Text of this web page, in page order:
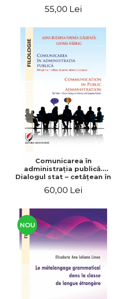
55,00 Lei
Comunicarea în
administraţia publică.
Dialogul stat – cetăţean în
european / Communication
The state-citizen dialogue
in national and European
context
60,00 Lei
NOU